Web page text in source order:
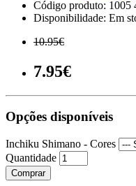
Código produto: 1005
Disponibilidade: Em
10.95€
7.95€
Opções disponíveis
Inchiku Shimano - Cores
Quantidade
Comprar